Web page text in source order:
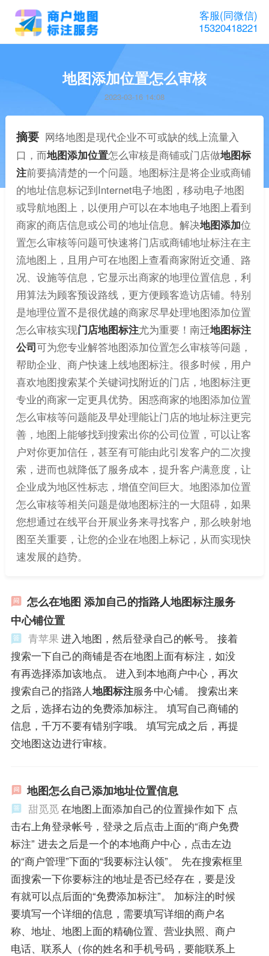
客服(同微信)
15320418221
地图添加位置怎么审核
2023-03-16 14:08
摘要 网络地图是现代企业不可或缺的线上流量入
口，而地图添加位置怎么审核是商铺或门店做地图标
注前要搞清楚的一个问题。地图标注是将企业或商铺
的地址信息标记到Internet电子地图，移动电子地图
或导航地图上，以便用户可以在本地电子地图上看到
商家的商店信息或公司的地址信息。解决地图添加位
置怎么审核等问题可快速将门店或商铺地址标注在主
流地图上，且用户可在地图上查看商家附近交通、路
况、设施等信息，它显示出商家的地理位置信息，利
用算法为顾客预设路线，更方便顾客造访店铺。特别
是地理位置不是很优越的商家尽早处理地图添加位置
怎么审核实现门店地图标注尤为重要！南迁地图标注
公司可为您专业解答地图添加位置怎么审核等问题，
帮助企业、商户快速上线地图标注。很多时候，用户
喜欢地图搜索某个关键词找附近的门店，地图标注更
专业的商家一定更具优势。困惑商家的地图添加位置
怎么审核等问题能及早处理能让门店的地址标注更完
善，地图上能够找到搜索出你的公司位置，可以让客
户对你更加信任，甚至有可能由此引发客户的二次搜
索，进而也就降低了服务成本，提升客户满意度，让
企业成为地区性标志，增值空间巨大。地图添加位置
怎么审核等相关问题是做地图标注的一大阻碍，如果
您想通过在线平台开展业务来寻找客户，那么映射地
图至关重要，让您的企业在地图上标记，从而实现快
速发展的趋势。
怎么在地图 添加自己的指路人地图标注服务
中心铺位置
青苹果 进入地图，然后登录自己的帐号。 接着
搜索一下自己的商铺是否在地图上面有标注，如没
有再选择添加该地点。 进入到本地商户中心，再次
搜索自己的指路人地图标注服务中心铺。 搜索出来
之后，选择右边的免费添加标注。 填写自己商铺的
信息，千万不要有错别字哦。 填写完成之后，再提
交地图这边进行审核。
地图怎么自己添加地址位置信息
甜觅觅在地图上面添加自己的位置操作如下 点
击右上角登录帐号，登录之后点击上面的“商户免费
标注” 进去之后是一个的本地商户中心，点击左边
的“商户管理”下面的“我要标注认领”。 先在搜索框里
面搜索一下你要标注的地址是否已经存在，要是没
有就可以点后面的“免费添加标注”。 加标注的时候
要填写一个详细的信息，需要填写详细的商户名
称、地址、地图上面的精确位置、营业执照、商户
电话、联系人（你的姓名和手机号码，要能联系上